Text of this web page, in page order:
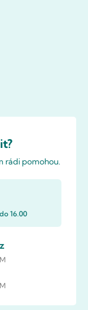
rádi pomohou.
16.00